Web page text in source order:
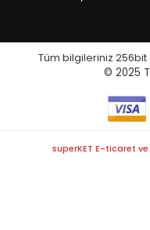
Tüm bilgileriniz 256bit
© 2025
superKET E-ticaret